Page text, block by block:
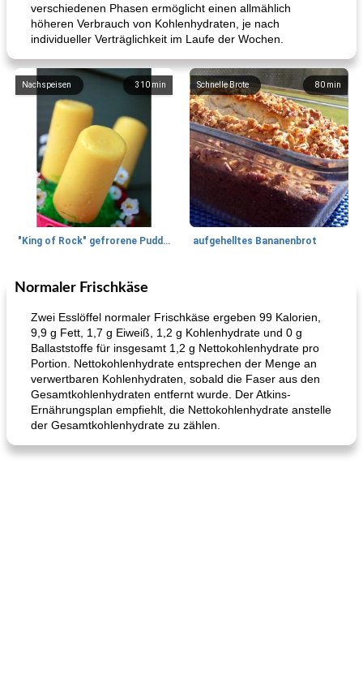
verschiedenen Phasen ermöglicht einen allmählich
höheren Verbrauch von Kohlenhydraten, je nach
individueller Verträglichkeit im Laufe der Wochen.
310 min
Nachspeisen
"King of Rock" gefrorene Pudding Pops
80 min
Schnelle Brote
aufgehelltes Bananenbrot
27
Mittagessen / Snacks
Hühnchen, Süßkartoffelsuppe Bananen-Sahne-Torte mit Schokoladenglasur
Normaler Frischkäse
Zwei Esslöffel normaler Frischkäse ergeben 99 Kalorien,
9,9 g Fett, 1,7 g Eiweiß, 1,2 g Kohlenhydrate und 0 g
Ballaststoffe für insgesamt 1,2 g Nettokohlenhydrate pro
Portion. Nettokohlenhydrate entsprechen der Menge an
verwertbaren Kohlenhydraten, sobald die Faser aus den
Gesamtkohlenhydraten entfernt wurde. Der Atkins-
Ernährungsplan empfiehlt, die Nettokohlenhydrate anstelle
der Gesamtkohlenhydrate zu zählen.